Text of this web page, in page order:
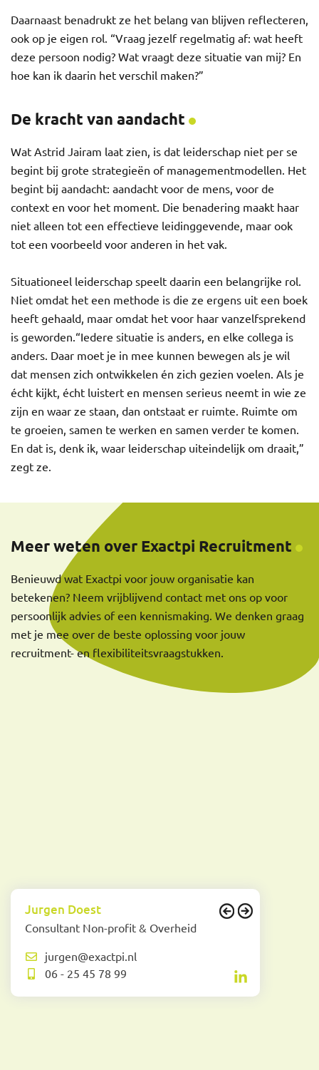
Daarnaast benadrukt ze het belang van blijven reflecteren,
ook op je eigen rol. “Vraag jezelf regelmatig af: wat heeft
deze persoon nodig? Wat vraagt deze situatie van mij? En
hoe kan ik daarin het verschil maken?”
De kracht van aandacht
Wat Astrid Jairam laat zien, is dat leiderschap niet per se
begint bij grote strategieën of managementmodellen. Het
begint bij aandacht: aandacht voor de mens, voor de
context en voor het moment. Die benadering maakt haar
niet alleen tot een effectieve leidinggevende, maar ook
tot een voorbeeld voor anderen in het vak.
Situationeel leiderschap speelt daarin een belangrijke rol.
Niet omdat het een methode is die ze ergens uit een boek
heeft gehaald, maar omdat het voor haar vanzelfsprekend
is geworden.“Iedere situatie is anders, en elke collega is
anders. Daar moet je in mee kunnen bewegen als je wil
dat mensen zich ontwikkelen én zich gezien voelen. Als je
écht kijkt, écht luistert en mensen serieus neemt in wie ze
zijn en waar ze staan, dan ontstaat er ruimte. Ruimte om
te groeien, samen te werken en samen verder te komen.
En dat is, denk ik, waar leiderschap uiteindelijk om draait,”
zegt ze.
Meer weten over Exactpi Recruitment
Benieuwd wat Exactpi voor jouw organisatie kan
betekenen? Neem vrijblijvend contact met ons op voor
persoonlijk advies of een kennismaking. We denken graag
met je mee over de beste oplossing voor jouw
recruitment- en flexibiliteitsvraagstukken.
Jurgen Doest
Consultant Non-profit & Overheid
jurgen@exactpi.nl
06 - 25 45 78 99